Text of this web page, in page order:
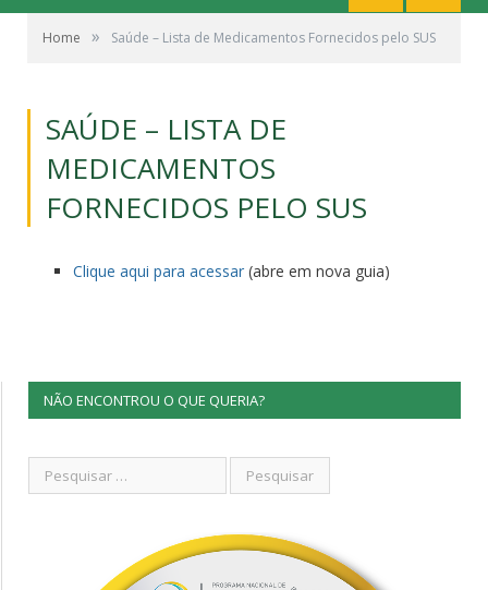
Home » Saúde – Lista de Medicamentos Fornecidos pelo SUS
SAÚDE – LISTA DE
MEDICAMENTOS
FORNECIDOS PELO SUS
Clique aqui para acessar (abre em nova guia)
NÃO ENCONTROU O QUE QUERIA?